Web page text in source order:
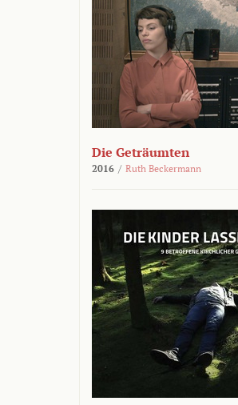
Die Geträumten
2016 / Ruth Beckermann